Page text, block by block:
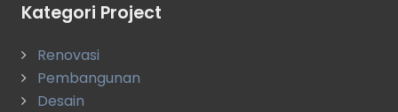
Kategori Project
Renovasi
Pembangunan
Desain